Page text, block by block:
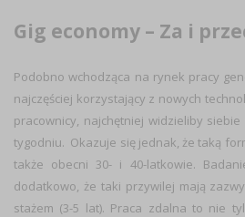
Gig economy – Za i
Podobno wchodząca na rynek pracy
najczęściej korzystający z nowych
pracownicy, najchętniej widzieliby
tygodniu. Okazuje się jednak, że taką
także obecni 30- i 40-latkowie.
dodatkowo, że taki przywilej mają
stażem (3-5 lat). Praca zdalna to nie